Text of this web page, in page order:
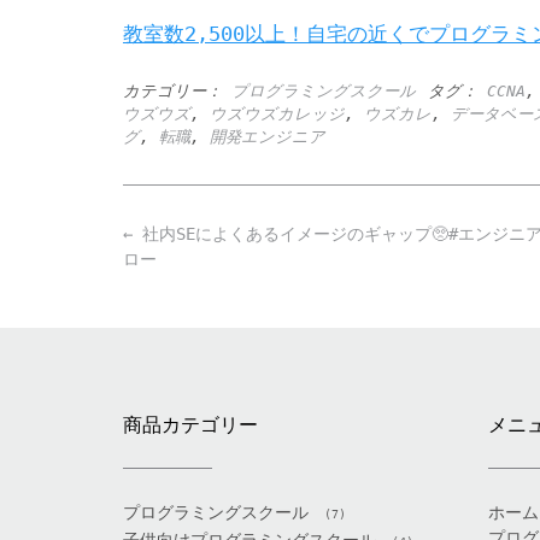
教室数2,500以上！自宅の近くでプログラミ
カテゴリー： プログラミングスクール タグ： CCNA
ウズウズ, ウズウズカレッジ, ウズカレ ,
データベー
グ, 転職, 開発エンジニア
Post
navigation
← 社内SEによくあるイメージのギャップ🥺#エンジニ
ロー
商品カテゴリー
プログラミングスクール (7)
メニ
ホーム